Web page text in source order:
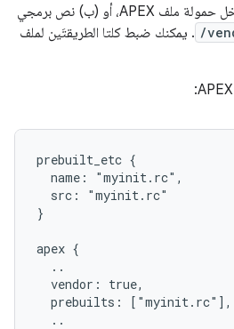
ملف نصي تم إنشاؤه مسبقًا داخل حمولة ملف APEX، أو (ب) نص برمجي
/ . يمكنك ضبط كلتا الطريقتَين لملف
prebuilt_etc {
  name: "myinit.rc",
  src: "myinit.rc"
}
apex {
  ..
  vendor: true,
  prebuilts: ["myinit.rc"],
  ..